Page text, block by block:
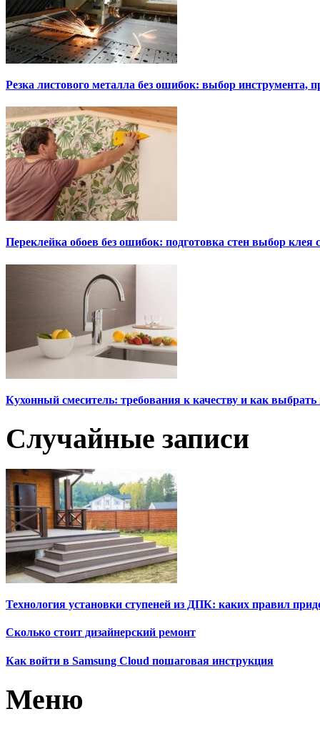
Резка листового металла без ошибок: выбор инструмента,
Переклейка обоев без ошибок: подготовка стен выбор клея
Кухонный смеситель: требования к качеству и как
Случайные записи
Технология установки ступеней из ДПК: каких правил
Сколько стоит дизайнерский ремонт
Как войти в Samsung Cloud пошаговая инструкция
Меню